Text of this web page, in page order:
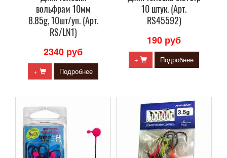
вольфрам 10мм
8.85g, 10шт/уп. (Арт.
RS/LN1)
2340 руб
+ Подробнее
10 штук. (Арт.
RS45592)
190 руб
+ Подробнее